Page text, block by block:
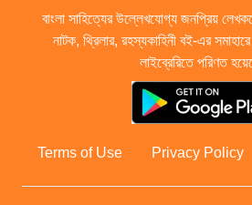
বাংলা সাহিত্যের উল্লেখযোগ্য জনপ্রিয়
নাটক, থ্রিলার, রহস্যকাহিনী বই-এর
লাইব্রেরিতে পরিণত
Terms of Use Privacy Policy